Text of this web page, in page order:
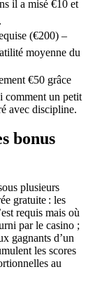
il a misé €10 et
(€200) –
moyenne du
€50 grâce
comment un petit
avec discipline.
bonus
plusieurs
gratuite : les
requis mais où
par le casino ;
gagnants d’un
les scores
au